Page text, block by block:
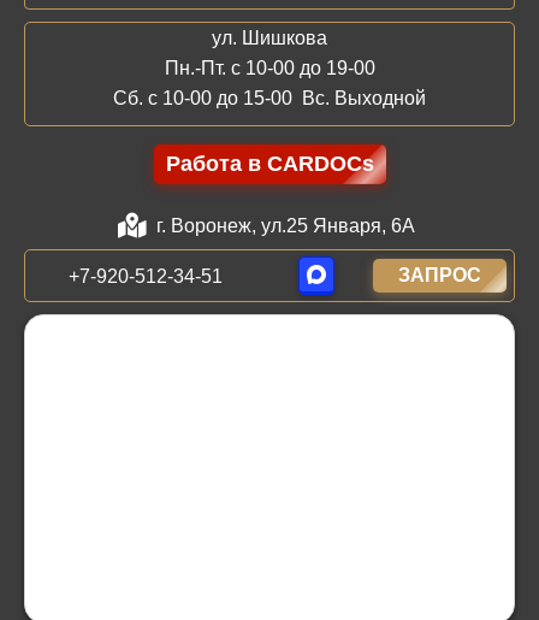
ул. Шишкова
Пн.-Пт. с 10-00 до 19-00
Сб. с 10-00 до 15-00 Вс. Выходной
Работа в CARDOCs
г. Воронеж, ул.25 Января, 6А
+7-920-512-34-51 ЗАПРОС